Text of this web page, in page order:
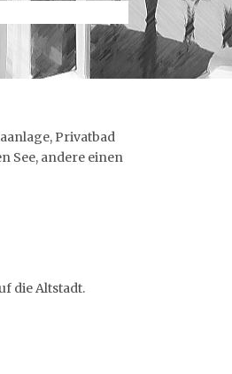
Privatbad
See, andere einen
die Altstadt.